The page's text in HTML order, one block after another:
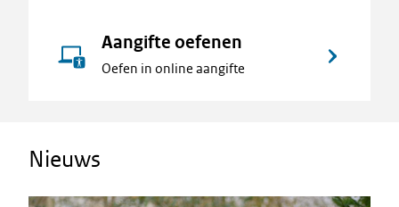
Aangifte oefenen
Oefen in online aangifte
Nieuws